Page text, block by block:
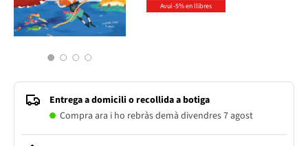
1 2 3 4
Avui -5% en llibres
Entrega a domicili o recollida a botiga
Compra ara i ho rebràs demà divendres 7 agost